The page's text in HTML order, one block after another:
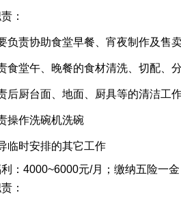
：
负责协助食堂早餐、宵夜制作及售
食堂午、晚餐的食材清洗、切配、
后厨台面、地面、厨具等的清洁工
操作洗碗机洗碗
临时安排的其它工作
：4000~6000元/月；缴纳五险一
：